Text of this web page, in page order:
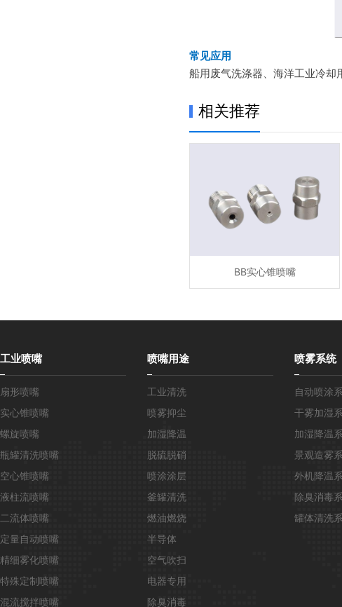
常见应用
船用废气洗涤器、海洋工业冷却
相关推荐
BB实心锥喷嘴
工业喷嘴
扇形喷嘴
实心锥喷嘴
螺旋喷嘴
瓶罐清洗喷嘴
空心锥喷嘴
液柱流喷嘴
二流体喷嘴
定量自动喷嘴
精细雾化喷嘴
特殊定制喷嘴
混流搅拌喷嘴
喷嘴用途
工业清洗
喷雾抑尘
加湿降温
脱硫脱硝
喷涂涂层
釜罐清洗
燃油燃烧
半导体
空气吹扫
电器专用
除臭消毒
喷雾系统
自动喷涂
干雾加湿
加湿降温
景观造雾
外机降温
除臭消毒
罐体清洗